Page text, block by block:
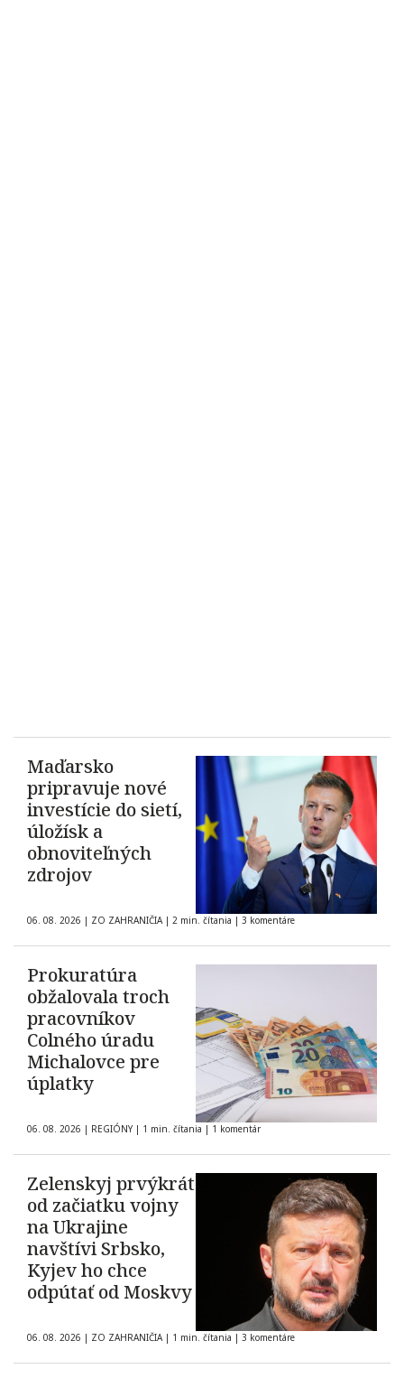
Maďarsko
pripravuje nové
investície do sietí,
úložísk a
obnoviteľných
zdrojov
06. 08. 2026 | ZO ZAHRANIČIA | 2 min. čítania | 3 komentáre
Prokuratúra
obžalovala troch
pracovníkov
Colného úradu
Michalovce pre
úplatky
06. 08. 2026 | REGIÓNY | 1 min. čítania | 1 komentár
Zelenskyj prvýkrát
od začiatku vojny
na Ukrajine
navštívi Srbsko,
Kyjev ho chce
odpútať od Moskvy
06. 08. 2026 | ZO ZAHRANIČIA | 1 min. čítania | 3 komentáre